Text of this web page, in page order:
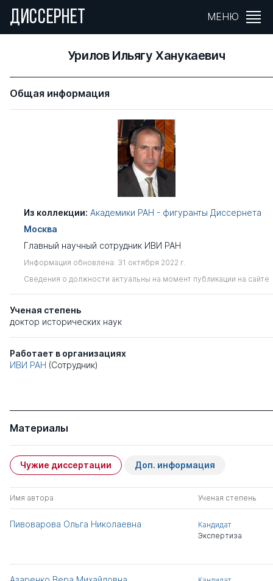
ДИССЕРНЕТ МЕНЮ
Урилов Ильягу Ханукаевич
Общая информация
Из коллекции: Академики РАН - фигуранты Диссернета
Москва
Главный научный сотрудник ИВИ РАН
Информация обновлена: 31 октября 2022 г.
Сведения о должности актуальны на момент публикации на сайте
Ученая степень
доктор исторических наук
Работает в организациях
ИВИ РАН (Сотрудник)
Материалы
Чужие диссертации Доп. информация
Имя автора Ученая степень
Пивоварова Ольга Николаевна
Кандидат
Экспертиза